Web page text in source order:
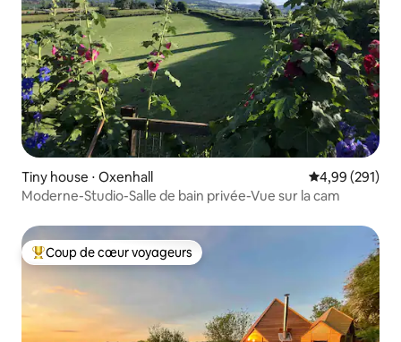
Tiny house ⋅ Oxenhall Évaluation
4,99 (291)
Moderne-Studio-Salle de bain privée-Vue sur la cam
Coups de cœur voyageurs les plus appréciés
Coup de cœur voyageurs